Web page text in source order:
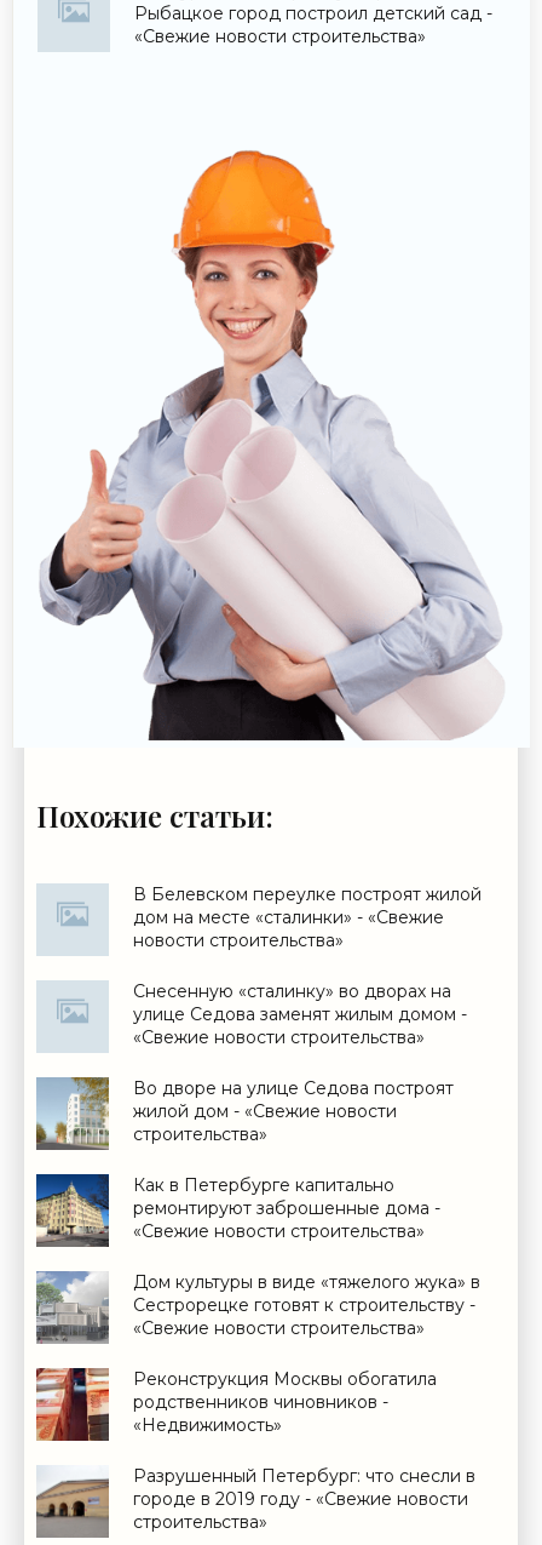
Рыбацкое город построил детский сад -
«Свежие новости строительства»
Похожие статьи:
В Белевском переулке построят жилой
дом на месте «сталинки» - «Свежие
новости строительства»
Снесенную «сталинку» во дворах на
улице Седова заменят жилым домом -
«Свежие новости строительства»
Во дворе на улице Седова построят
жилой дом - «Свежие новости
строительства»
Как в Петербурге капитально
ремонтируют заброшенные дома -
«Свежие новости строительства»
Дом культуры в виде «тяжелого жука» в
Сестрорецке готовят к строительству -
«Свежие новости строительства»
Реконструкция Москвы обогатила
родственников чиновников -
«Недвижимость»
Разрушенный Петербург: что снесли в
городе в 2019 году - «Свежие новости
строительства»